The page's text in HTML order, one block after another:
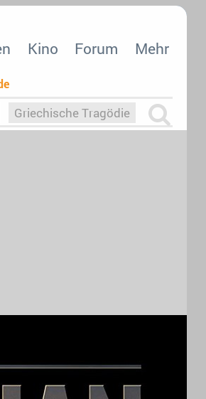
Kino Forum Mehr
Griechische Tragödie